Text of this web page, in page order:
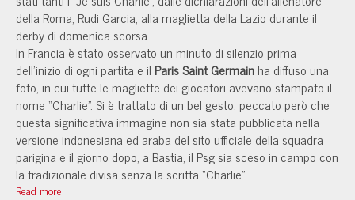
della Roma, Rudi Garcia, alla maglietta della Lazio durante il
derby di domenica scorsa.
In Francia è stato osservato un minuto di silenzio prima
dell'inizio di ogni partita e il Paris Saint Germainha diffuso una
foto, in cui tutte le magliette dei giocatori avevano stampato il
nome “Charlie”. Si è trattato di un bel gesto, peccato però che
questa significativa immagine non sia stata pubblicata nella
versione indonesiana ed araba del sito ufficiale della squadra
parigina e il giorno dopo, a Bastia, il Psg sia sceso in campo con
la tradizionale divisa senza la scritta “Charlie”.
Read more